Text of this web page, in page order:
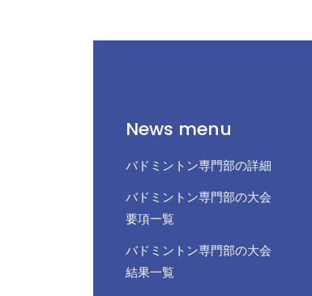
News menu
バドミントン専門部の詳細
バドミントン専門部の大会
要項一覧
バドミントン専門部の大会
結果一覧